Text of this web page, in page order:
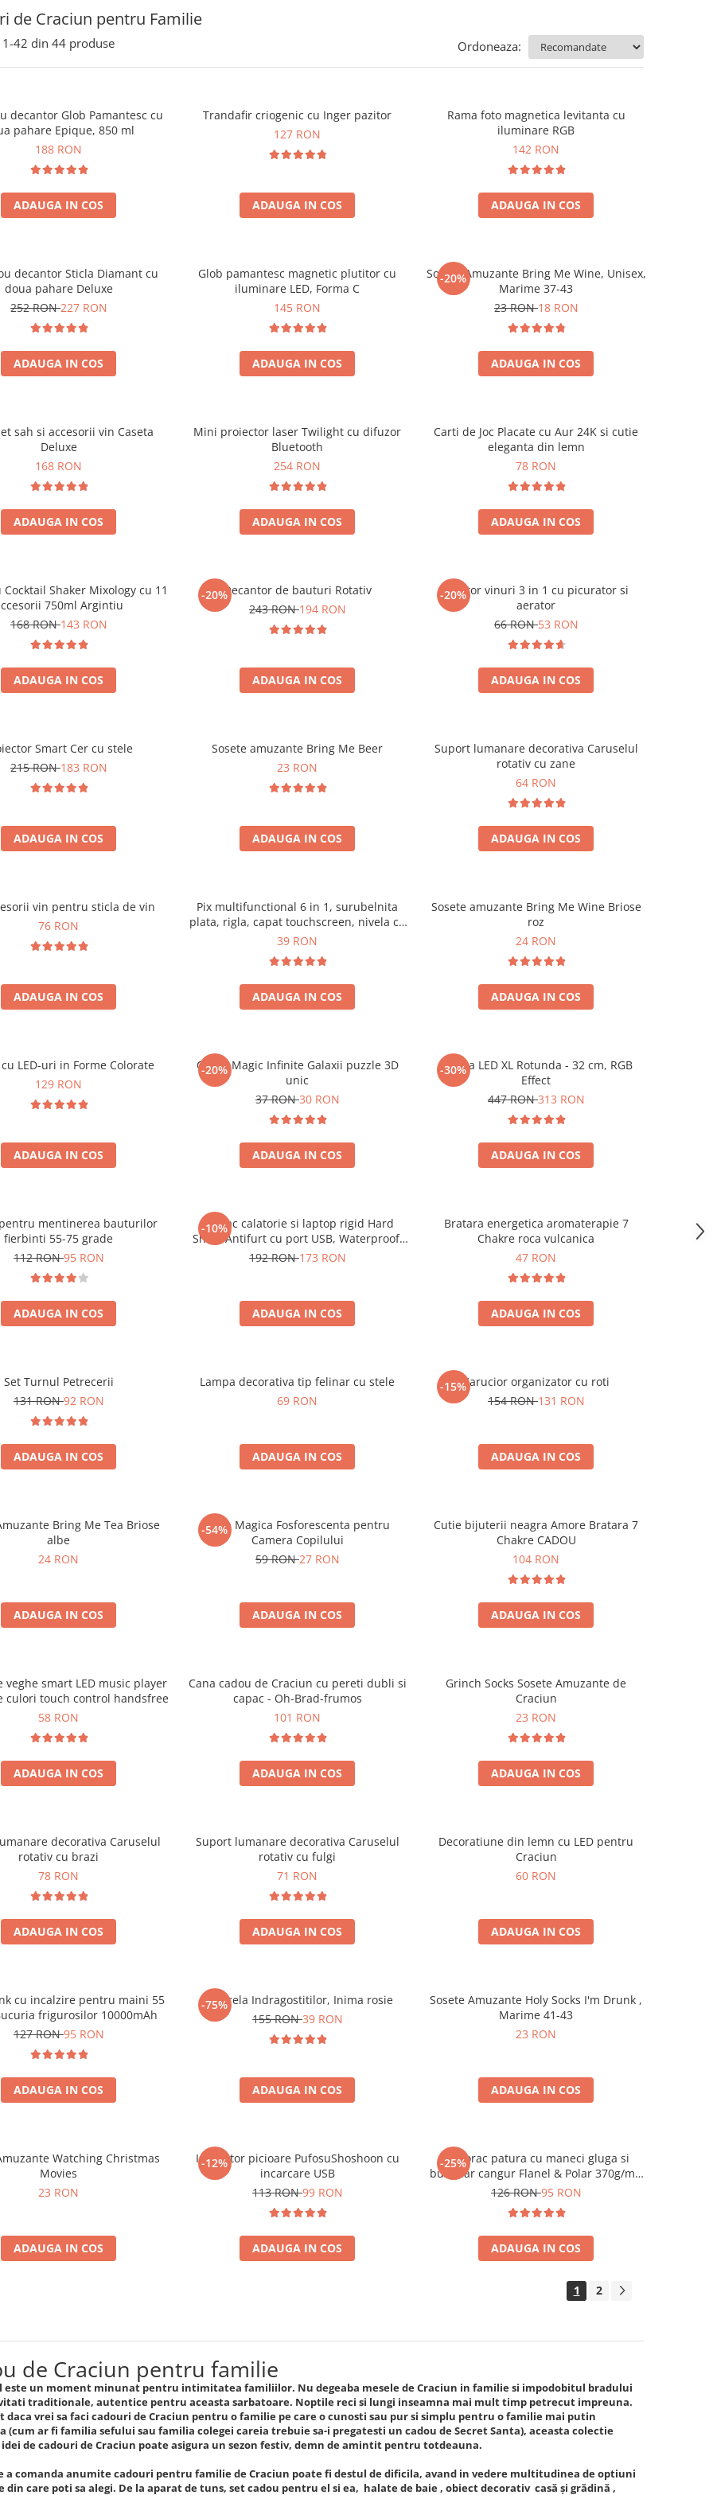
de Craciun pentru Familie
1-42 din 44 produse Ordoneaza:
decantor Glob Pamantesc cu
pahare Epique, 850 ml
188 RON
ADAUGA IN COS
Trandafir criogenic cu Inger pazitor
127 RON
ADAUGA IN COS
Rama foto magnetica levitanta cu
iluminare RGB
142 RON
ADAUGA IN COS
decantor Sticla Diamant cu
doua pahare Deluxe
252 RON227 RON
ADAUGA IN COS
Glob pamantesc magnetic plutitor cu
iluminare LED, Forma C
145 RON
ADAUGA IN COS
-20%
Sosete Amuzante Bring Me Wine, Unisex,
Marime 37-43
23 RON18 RON
ADAUGA IN COS
sah si accesorii vin Caseta
Deluxe
168 RON
ADAUGA IN COS
Mini proiector laser Twilight cu difuzor
Bluetooth
254 RON
ADAUGA IN COS
Carti de Joc Placate cu Aur 24K si cutie
eleganta din lemn
78 RON
ADAUGA IN COS
Cocktail Shaker Mixology cu 11
750ml Argintiu
168 RON143 RON
ADAUGA IN COS
-20%Decantor de bauturi Rotativ
243 RON194 RON
ADAUGA IN COS
-20%
Racitor vinuri 3 in 1 cu picurator si
aerator
66 RON53 RON
ADAUGA IN COS
Smart Cer cu stele
215 RON183 RON
ADAUGA IN COS
Sosete amuzante Bring Me Beer
23 RON
ADAUGA IN COS
Suport lumanare decorativa Caruselul
rotativ cu zane
64 RON
ADAUGA IN COS
vin pentru sticla de vin
76 RON
ADAUGA IN COS
Pix multifunctional 6 in 1, surubelnita
plata, rigla, capat touchscreen, nivela cu
bula
39 RON
ADAUGA IN COS
Sosete amuzante Bring Me Wine Briose
roz
24 RON
ADAUGA IN COS
LED-uri in Forme Colorate
129 RON
ADAUGA IN COS
-20%
Cubul Magic Infinite Galaxii puzzle 3D
unic
37 RON30 RON
ADAUGA IN COS
-30%
Lampa LED XL Rotunda - 32 cm, RGB
Effect
447 RON313 RON
ADAUGA IN COS
mentinerea bauturilor
fierbinti 55-75 grade
112 RON95 RON
ADAUGA IN COS
-10%
Rucsac calatorie si laptop rigid Hard
Shell, Antifurt cu port USB, Waterproof,
44x30x17 cm, Compartimentare
192 RON173 RON
ADAUGA IN COS
Bratara energetica aromaterapie 7
Chakre roca vulcanica
47 RON
ADAUGA IN COS
Set Turnul Petrecerii
131 RON92 RON
ADAUGA IN COS
Lampa decorativa tip felinar cu stele
69 RON
ADAUGA IN COS
-15%Carucior organizator cu roti
154 RON131 RON
ADAUGA IN COS
Bring Me Tea Briose
albe
24 RON
ADAUGA IN COS
-54%
Luna Magica Fosforescenta pentru
Camera Copilului
59 RON27 RON
ADAUGA IN COS
Cutie bijuterii neagra Amore Bratara 7
Chakre CADOU
104 RON
ADAUGA IN COS
veghe smart LED music player
culori touch control handsfree
58 RON
ADAUGA IN COS
Cana cadou de Craciun cu pereti dubli si
capac - Oh-Brad-frumos
101 RON
ADAUGA IN COS
Grinch Socks Sosete Amuzante de
Craciun
23 RON
ADAUGA IN COS
decorativa Caruselul
rotativ cu brazi
78 RON
ADAUGA IN COS
Suport lumanare decorativa Caruselul
rotativ cu fulgi
71 RON
ADAUGA IN COS
Decoratiune din lemn cu LED pentru
Craciun
60 RON
ADAUGA IN COS
cu incalzire pentru maini 55
frigurosilor 10000mAh
127 RON95 RON
ADAUGA IN COS
-75%
Umbrela Indragostitilor, Inima rosie
155 RON39 RON
ADAUGA IN COS
Sosete Amuzante Holy Socks I'm Drunk ,
Marime 41-43
23 RON
ADAUGA IN COS
Watching Christmas
Movies
23 RON
ADAUGA IN COS
-12%
Incalzitor picioare PufosuShoshoon cu
incarcare USB
113 RON99 RON
ADAUGA IN COS
-25%
Hanorac patura cu maneci gluga si
buzunar cangur Flanel & Polar 370g/mp
135 cm Rosu
126 RON95 RON
ADAUGA IN COS
1 2
de Craciun pentru familie
este un moment minunat pentru intimitatea familiilor. Nu degeaba mesele de Craciun in familie si impodobitul bradului
traditionale, autentice pentru aceasta sarbatoare. Noptile reci si lungi inseamna mai mult timp petrecut impreuna.
daca vrei sa faci cadouri de Craciun pentru o familie pe care o cunosti sau pur si simplu pentru o familie mai putin
(cum ar fi familia sefului sau familia colegei careia trebuie sa-i pregatesti un cadou de Secret Santa), aceasta colectie
idei de cadouri de Craciun poate asigura un sezon festiv, demn de amintit pentru totdeauna.
a comanda anumite cadouri pentru familie de Craciun poate fi destul de dificila, avand in vedere multitudinea de optiuni
din care poti sa alegi. De la aparat de tuns, set cadou pentru el si ea, halate de baie , obiect decorativ casă și grădină ,